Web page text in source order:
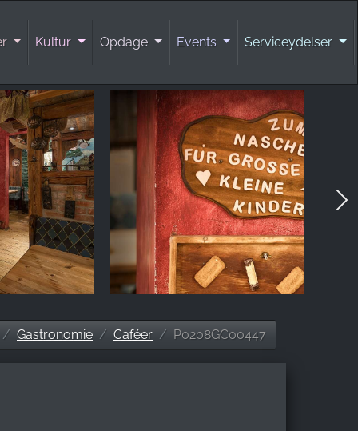
Kultur Opdage Events Serviceydelser
Gastronomie Caféer P0208GC00447